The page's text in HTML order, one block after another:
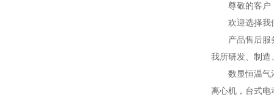
尊敬的客户
欢迎选择我
产品售后服
我所研发、制造
数显恒温气
离心机，台式电